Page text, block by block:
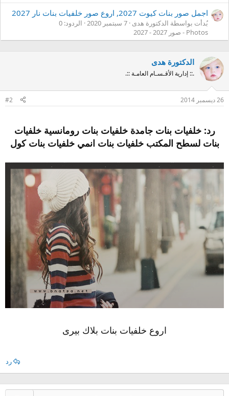
اجمل صور بنات كيوت 2027, اروع صور خلفيات بنات نار 2027
بُدأت بواسطة الدكتورة هدى 7 سبتمبر 2020
الردود: 0
Photos - صور 2027 - 2027
الدكتورة هدى
.:: إدارية الأقـسـام العامـة ::.
26 ديسمبر 2014 #2
رد: خلفيات بنات جامدة خلفيات بنات رومانسية خلفيات
بنات لسطح المكتب خلفيات بنات انمي خلفيات بنات كول
اروع خلفيات بنات بلاك بيرى
رد